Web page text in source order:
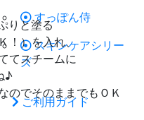
すっぽん侍
スキンケアシリー
ズ
ご利用ガイド
りと塗る
！）を入れ、
てスチームに
♪
のでそのままでもＯＫ